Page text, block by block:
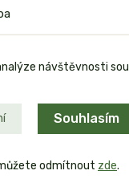
návštěvnosti
Souhlasím
odmítnout zde.